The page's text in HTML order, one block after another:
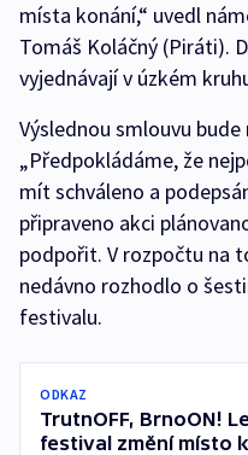
místa konání,“ uvedl
Tomáš Koláčný (Piráti).
vyjednávají v úzkém
Výslednou smlouvu
„Předpokládáme, že
mít schváleno a
připraveno akci
podpořit. V rozpočtu na
nedávno rozhodlo o
festivalu.
ODKAZ
TrutnOFF, BrnoON!
festival změní místo